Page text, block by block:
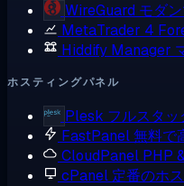
WireGuard モダ
MetaTrader 4
Hiddify Manager
ホスティングパネル
Plesk フルスタ
FastPanel無料で
CloudPanel PHP
cPanel 定番のホ